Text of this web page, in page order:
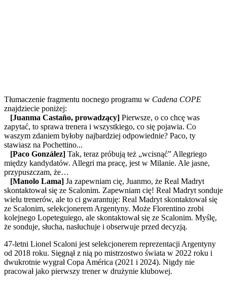
Tłumaczenie fragmentu nocnego programu w Cadena COPE
znajdziecie poniżej:
[Juanma Castaño, prowadzący] Pierwsze, o co chcę was
zapytać, to sprawa trenera i wszystkiego, co się pojawia. Co
waszym zdaniem byłoby najbardziej odpowiednie? Paco, ty
stawiasz na Pochettino...
[Paco González] Tak, teraz próbują też „wcisnąć” Allegriego
między kandydatów. Allegri ma pracę, jest w Milanie. Ale jasne,
przypuszczam, że…
[Manolo Lama] Ja zapewniam cię, Juanmo, że Real Madryt
skontaktował się ze Scalonim. Zapewniam cię! Real Madryt sonduje
wielu trenerów, ale to ci gwarantuję: Real Madryt skontaktował się
ze Scalonim, selekcjonerem Argentyny. Może Florentino zrobi
kolejnego Lopeteguiego, ale skontaktował się ze Scalonim. Myślę,
że sonduje, słucha, nasłuchuje i obserwuje przed decyzją.
47-letni Lionel Scaloni jest selekcjonerem reprezentacji Argentyny
od 2018 roku. Sięgnął z nią po mistrzostwo świata w 2022 roku i
dwukrotnie wygrał Copa América (2021 i 2024). Nigdy nie
pracował jako pierwszy trener w drużynie klubowej.